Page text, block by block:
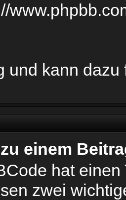
und kann dazu
einem
hat
zwei